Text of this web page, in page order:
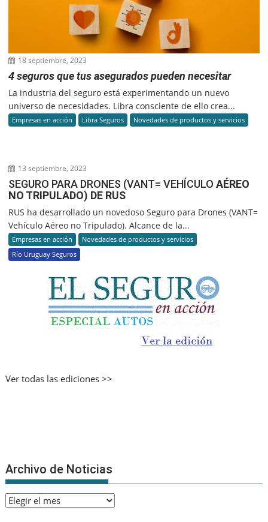
18 septiembre, 2023
4 seguros que tus asegurados pueden necesitar
La industria del seguro está experimentando un nuevo
universo de necesidades. Libra consciente de ello crea...
Empresas en acción Libra Seguros Novedades de productos y servicios
13 septiembre, 2023
SEGURO PARA DRONES (VANT= VEHÍCULOAÉREO
NO TRIPULADO) DE RUS
RUS ha desarrollado un novedoso Seguro para Drones (VANT=
Vehículo Aéreo no Tripulado). Alcance de la...
Empresas en acción
Novedades de productos y servicios
Río Uruguay Seguros
Ver todas las ediciones >>
Archivo de Noticias
Archivo